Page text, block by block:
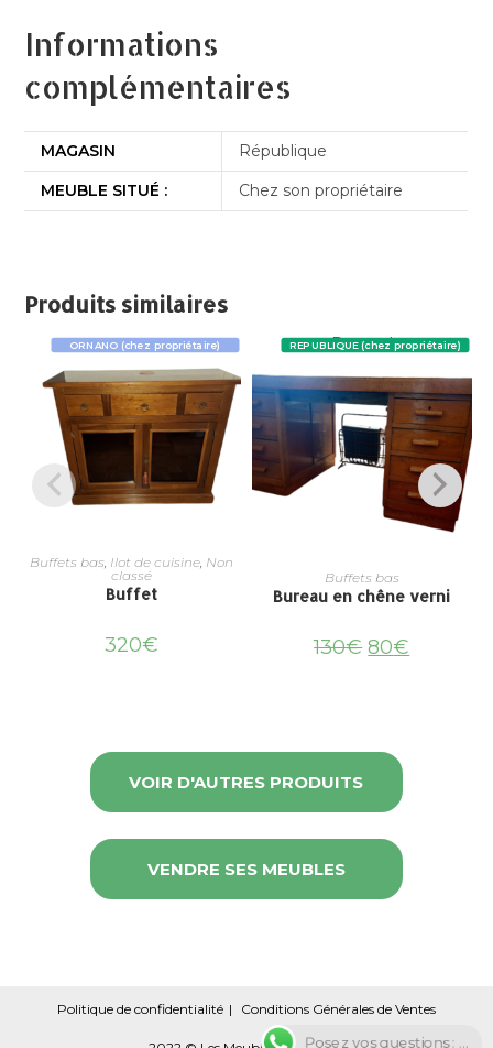
Informations
complémentaires
MAGASIN
République
MEUBLE SITUÉ :
Chez son propriétaire
Produits similaires
ORNANO (chez propriétaire)
Buffets bas Ilot de cuisine, Non
classé
Buffet
320€
REPUBLIQUE (chez propriétaire)
Promo !
Buffets bas
Bureau en chêne verni
130€ 80€
VOIR D'AUTRES PRODUITS
VENDRE SES MEUBLES
Politique de confidentialité Conditions Générales de Ventes
Posez vos questions : ...